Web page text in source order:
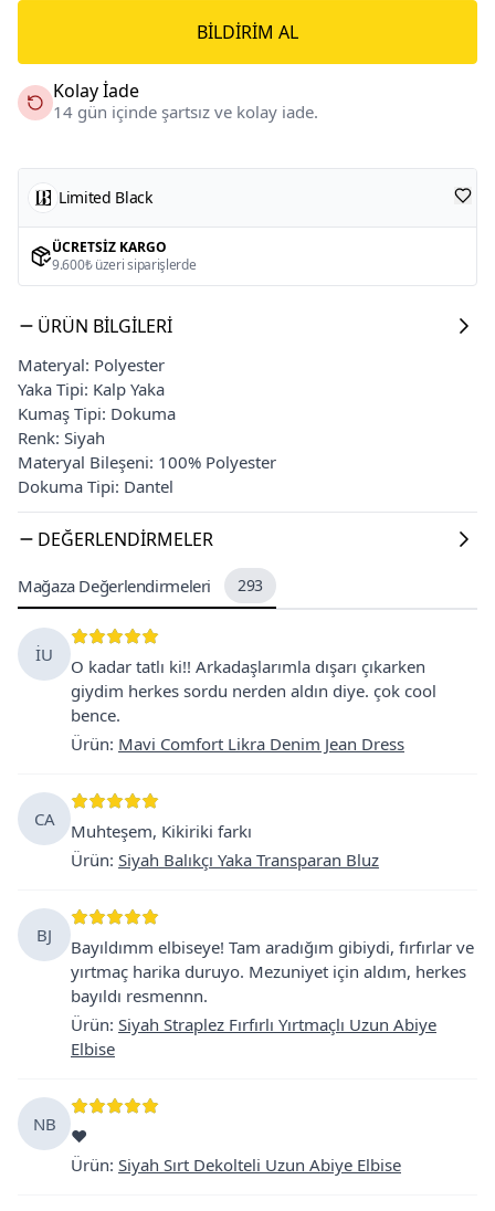
BILDIRIM AL
Kolay İade
14 gün içinde şartsız ve kolay iade.
Limited Black
ÜCRETSIZ KARGO
9.600₺ üzeri siparişlerde
ÜRÜN BILGILERI
Materyal: Polyester
Yaka Tipi: Kalp Yaka
Kumaş Tipi: Dokuma
Renk: Siyah
Materyal Bileşeni: 100% Polyester
Dokuma Tipi: Dantel
DEĞERLENDIRMELER
Mağaza Değerlendirmeleri 293
İU
O kadar tatlı ki!! Arkadaşlarımla dışarı çıkarken
giydim herkes sordu nerden aldın diye. çok cool
bence.
Ürün: Mavi Comfort Likra Denim Jean Dress
CA
Muhteşem, Kikiriki farkı
Ürün: Siyah Balıkçı Yaka Transparan Bluz
BJ
Bayıldımm elbiseye! Tam aradığım gibiydi, fırfırlar ve
yırtmaç harika duruyo. Mezuniyet için aldım, herkes
bayıldı resmennn.
Ürün: Siyah Straplez Fırfırlı Yırtmaçlı Uzun Abiye
Elbise
NB
❤️
Ürün: Siyah Sırt Dekolteli Uzun Abiye Elbise